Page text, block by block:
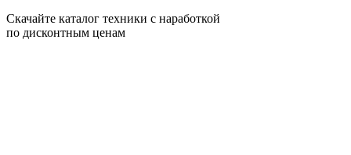
Скачайте каталог техники с наработкой
по дисконтным ценам